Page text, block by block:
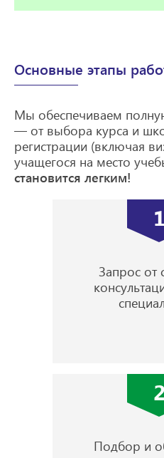
Основные этапы
Мы обеспечиваем
— от выбора курса и
регистрации (включая
учащегося на место
становится легким!
1
Запрос от
2
Подбор и